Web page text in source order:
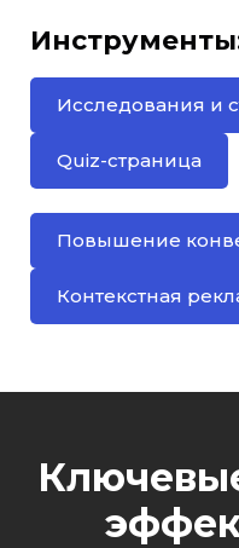
Исследования и
Quiz-страница
Повышение
Контекстная